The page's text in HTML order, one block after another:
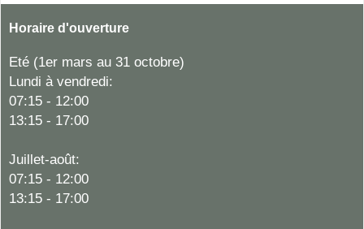
Horaire d'ouverture
Eté (1er mars au 31 octobre)
Lundi à vendredi:
07:15 - 12:00
13:15 - 17:00
Juillet-août:
07:15 - 12:00
13:15 - 17:00